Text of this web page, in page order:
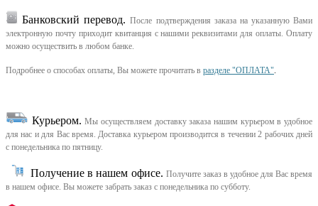
Банковский перевод. После подтверждения заказа на указанную Вами
электронную почту приходит квитанция с нашими реквизитами для оплаты. Оплату
можно осуществить в любом банке.
Подробнее о способах оплаты, Вы можете прочитать в разделе "ОПЛАТА".
Курьером. Мы осуществляем доставку заказа нашим курьером в удобное
для нас и для Вас время.Доставка курьером производится в течении 2 рабочих дней
с понедельника по пятницу.
Получение в нашем офисе. Получите заказ в удобное для Вас время
в нашем офисе. Вы можете забрать заказ с понедельника по субботу.